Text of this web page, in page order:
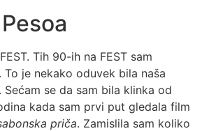
Tih 90-ih na FEST sam
je nekako oduvek bila naša
se da sam bila klinka od
kada sam prvi put gledala film
priča. Zamislila sam koliko